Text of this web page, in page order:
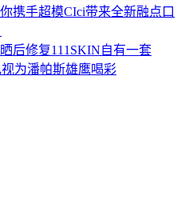
携手超模CIci带来全新融点口
后修复111SKIN自有一套
为潘帕斯雄鹰喝彩